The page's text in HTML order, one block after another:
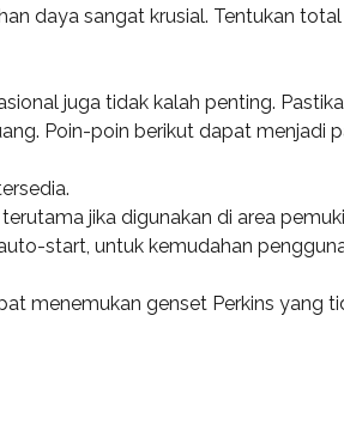
daya sangat krusial. Tentukan
juga tidak kalah penting.
Poin-poin berikut dapat menjadi
jika digunakan di area
start, untuk kemudahan
menemukan genset Perkins yang